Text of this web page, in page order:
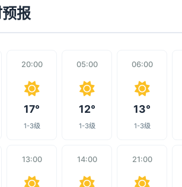
报
20:00
17°
1-3级
05:00
12°
1-3级
06:00
13°
1-3级
13:00 14:00 21:00